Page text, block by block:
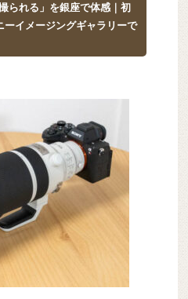
られる」を銀座で体感｜初
ーイメージングギャラリーで